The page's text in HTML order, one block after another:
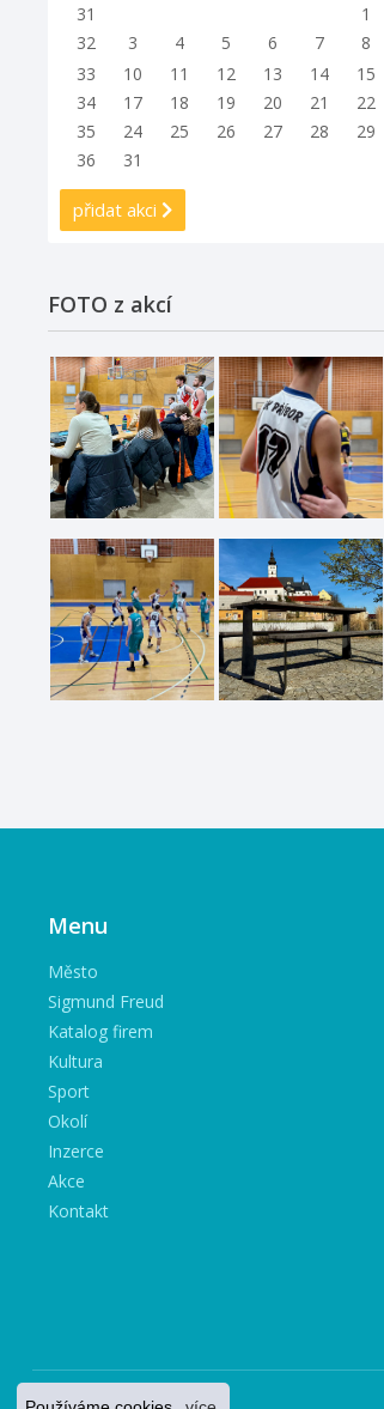
31
1
32
3 4 5 6 7 8
33
10 11 12 13 14 15
34
17 18 19 20 21 22
35
24 25 26 27 28 29
36
31
přidat akci
FOTO z akcí
Menu
Město
Sigmund Freud
Katalog firem
Kultura
Sport
Okolí
Inzerce
Akce
Kontakt